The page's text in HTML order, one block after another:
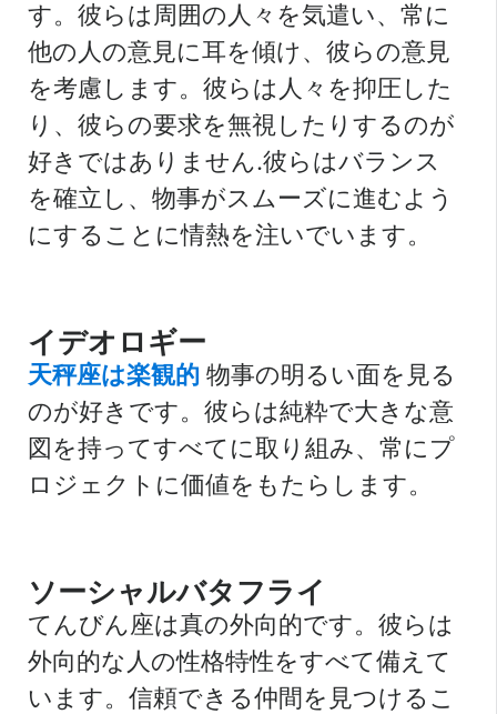
す。彼らは周囲の人々を気遣い、常に
他の人の意見に耳を傾け、彼らの意見
を考慮します。彼らは人々を抑圧した
り、彼らの要求を無視したりするのが
好きではありません.彼らはバランス
を確立し、物事がスムーズに進むよう
にすることに情熱を注いでいます。
イデオロギー
天秤座は楽観的 物事の明るい面を見る
のが好きです。彼らは純粋で大きな意
図を持ってすべてに取り組み、常にプ
ロジェクトに価値をもたらします。
ソーシャルバタフライ
てんびん座は真の外向的です。彼らは
外向的な人の性格特性をすべて備えて
います。信頼できる仲間を見つけるこ